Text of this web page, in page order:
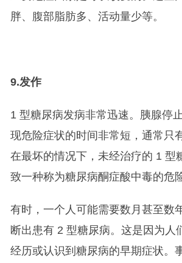
胖、腹部脂肪多、活动量少等。
9.发作
1 型糖尿病发病非常迅速。胰腺停
现危险症状的时间非常短，通常只
在最坏的情况下，未经治疗的 1 型
致一种称为糖尿病酮症酸中毒的危
有时，一个人可能需要数月甚至数
断出患有 2 型糖尿病。这是因为人
经历或认识到糖尿病的早期症状。